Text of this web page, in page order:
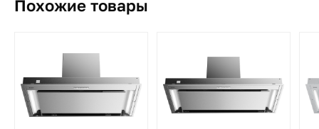
Похожие товары